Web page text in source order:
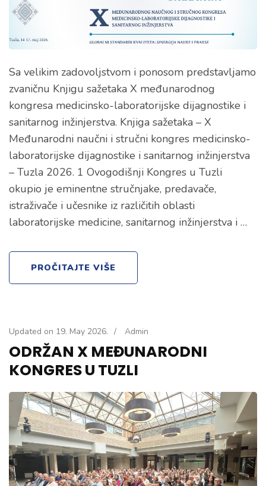
Sa velikim zadovoljstvom i ponosom predstavljamo
zvaničnu Knjigu sažetaka X međunarodnog
kongresa medicinsko-laboratorijske dijagnostike i
sanitarnog inžinjerstva. Knjiga sažetaka – X
Međunarodni naučni i stručni kongres medicinsko-
laboratorijske dijagnostike i sanitarnog inžinjerstva
– Tuzla 2026. 1 Ovogodišnji Kongres u Tuzli
okupio je eminentne stručnjake, predavače,
istraživače i učesnike iz različitih oblasti
laboratorijske medicine, sanitarnog inžinjerstva i …
PROČITAJTE VIŠE
Updated on 19. May 2026. / Admin
ODRŽAN X MEĐUNARODNI
KONGRES U TUZLI